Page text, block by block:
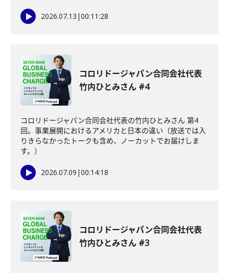
2026.07.13 |00:11:28
コロリドージャパン合同会社代表
竹内ひとみさん #4
コロリドージャパン合同会社代表の竹内ひとみさん 第4
回。事業展開におけるアメリカと日本の違い（放送では入
りきらなかったトークも含め、ノーカットでお届けしま
す。）
2026.07.09 |00:14:18
コロリドージャパン合同会社代表
竹内ひとみさん #3